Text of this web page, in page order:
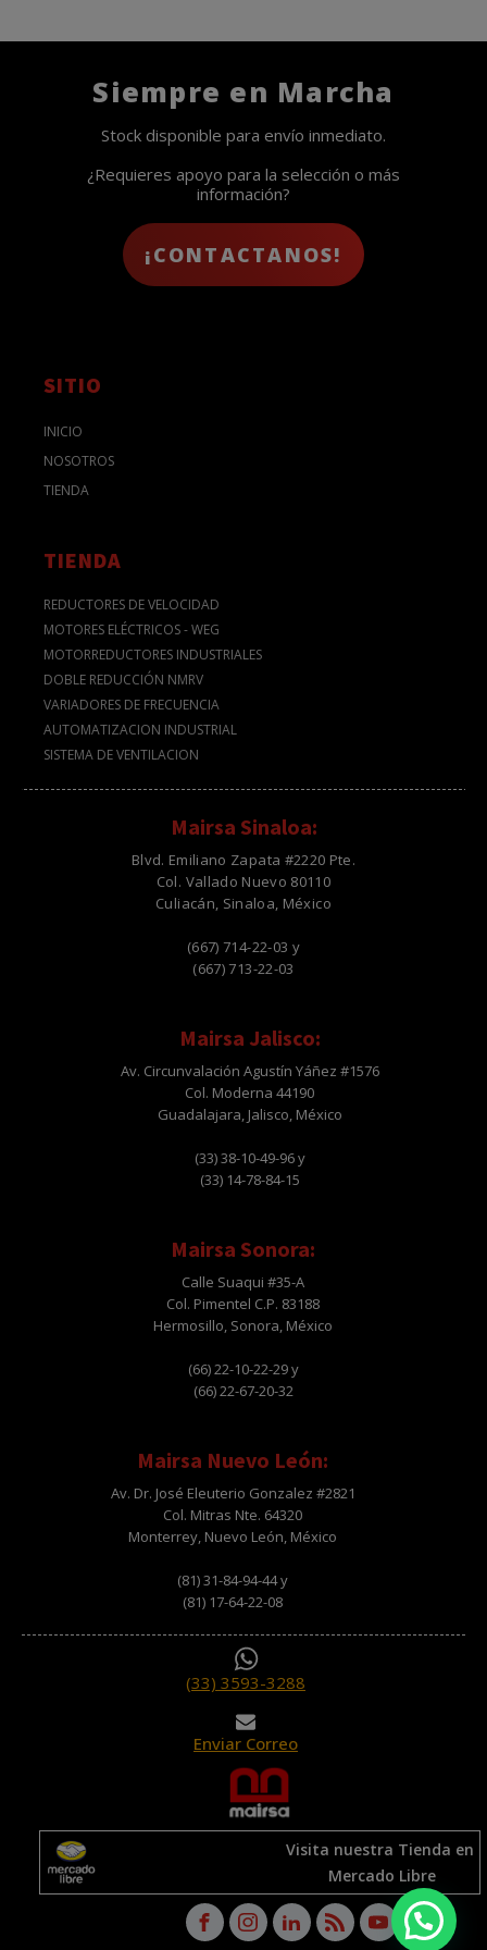
Siempre en Marcha
Stock disponible para envío inmediato.
¿Requieres apoyo para la selección o más
información?
¡CONTACTANOS!
SITIO
INICIO
NOSOTROS
TIENDA
TIENDA
REDUCTORES DE VELOCIDAD
MOTORES ELÉCTRICOS - WEG
MOTORREDUCTORES INDUSTRIALES
DOBLE REDUCCIÓN NMRV
VARIADORES DE FRECUENCIA
AUTOMATIZACION INDUSTRIAL
SISTEMA DE VENTILACION
Mairsa Sinaloa:
Blvd. Emiliano Zapata #2220 Pte.
Col. Vallado Nuevo 80110
Culiacán, Sinaloa, México
(667) 714-22-03 y
(667) 713-22-03
Mairsa Jalisco:
Av. Circunvalación Agustín Yáñez #1576
Col. Moderna 44190
Guadalajara, Jalisco, México
(33) 38-10-49-96 y
(33) 14-78-84-15
Mairsa Sonora:
Calle Suaqui #35-A
Col. Pimentel C.P. 83188
Hermosillo, Sonora, México
(66) 22-10-22-29 y
(66) 22-67-20-32
Mairsa Nuevo León:
Av. Dr. José Eleuterio Gonzalez #2821
Col. Mitras Nte. 64320
Monterrey, Nuevo León, México
(81) 31-84-94-44 y
(81) 17-64-22-08
(33) 3593-3288
Enviar Correo
Visita nuestra Tienda en
Mercado Libre